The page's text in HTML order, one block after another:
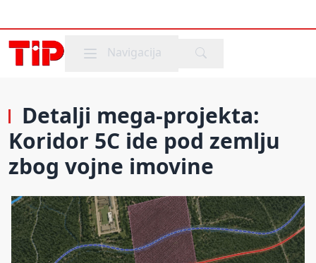
Mobile menu
Navigacija
Detalji mega-projekta:
Koridor 5C ide pod zemlju
zbog vojne imovine